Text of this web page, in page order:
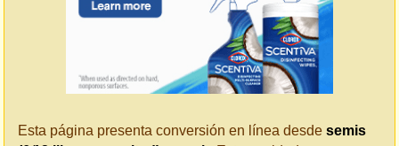
Esta página presenta conversión en línea desde semis